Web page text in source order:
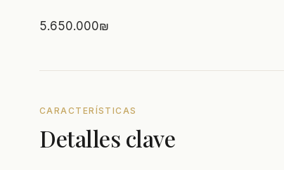
5.650.000₪
CARACTERÍSTICAS
Detalles clave